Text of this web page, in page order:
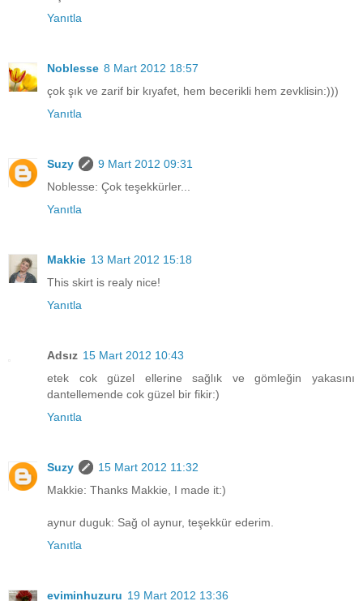
Yanıtla
Noblesse 8 Mart 2012 18:57
çok şık ve zarif bir kıyafet, hem becerikli hem zevklisin:)))
Yanıtla
Suzy
9 Mart 2012 09:31
Noblesse: Çok teşekkürler...
Yanıtla
Makkie 13 Mart 2012 15:18
This skirt is realy nice!
Yanıtla
Adsız 15 Mart 2012 10:43
etek cok güzel ellerine sağlık ve gömleğin yakasını
dantellemende cok güzel bir fikir:)
Yanıtla
Suzy
15 Mart 2012 11:32
Makkie: Thanks Makkie, I made it:)
aynur duguk: Sağ ol aynur, teşekkür ederim.
Yanıtla
eviminhuzuru 19 Mart 2012 13:36